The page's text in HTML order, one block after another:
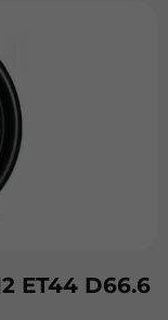
ЕТ44 D66.6